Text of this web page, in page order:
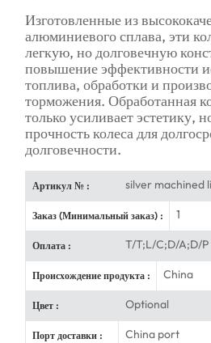
Изготовленные из
алюминиевого сплава, эти
легкую, но долговечную
повышение эффективности
топлива, обработки и
торможения. Обработанная
только усиливает эстетику,
прочность колеса для
долговечности.
Артикул № : silver machined
Заказ (Минимальный заказ) : 1
Оплата : T/T;L/C;D/A;D/P
Происхождение продукта : China
Цвет : Optional
Порт доставки : China port